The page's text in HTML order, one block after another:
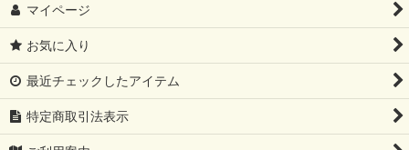
マイページ
お気に入り
最近チェックしたアイテム
特定商取引法表示